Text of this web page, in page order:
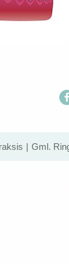
Gml.